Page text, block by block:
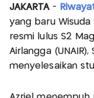
JAKARTA-
yang baru Wisuda
resmi lulus S2
Airlangga
menyelesaikan